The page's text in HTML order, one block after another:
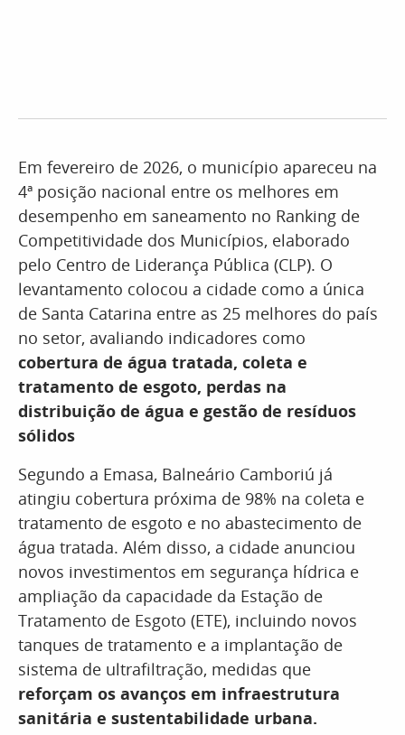
Em fevereiro de 2026, o município apareceu na
4ª posição nacional entre os melhores em
desempenho em saneamento no Ranking de
Competitividade dos Municípios, elaborado
pelo Centro de Liderança Pública (CLP). O
levantamento colocou a cidade como a única
de Santa Catarina entre as 25 melhores do país
no setor, avaliando indicadores como
cobertura de água tratada, coleta e
tratamento de esgoto, perdas na
distribuição de água e gestão de resíduos
sólidos
Segundo a Emasa, Balneário Camboriú já
atingiu cobertura próxima de 98% na coleta e
tratamento de esgoto e no abastecimento de
água tratada. Além disso, a cidade anunciou
novos investimentos em segurança hídrica e
ampliação da capacidade da Estação de
Tratamento de Esgoto (ETE), incluindo novos
tanques de tratamento e a implantação de
sistema de ultrafiltração, medidas que
reforçam os avanços em infraestrutura
sanitária e sustentabilidade urbana.